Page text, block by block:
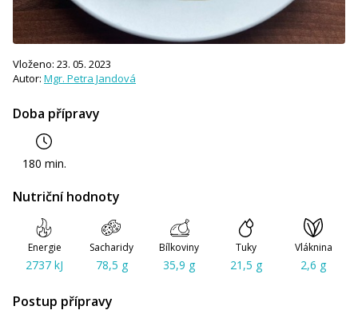
Doba přípravy
180 min.
Vloženo: 23. 05. 2023
Autor: Mgr. Petra Jandová
Nutriční hodnoty
Energie
2737 kJ
Sacharidy
78,5 g
Bílkoviny
35,9 g
Tuky
21,5 g
Vláknina
2,6 g
Postup přípravy